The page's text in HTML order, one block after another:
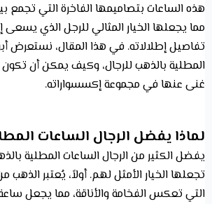
هذه الساعات بتصاميمها الفاخرة التي تجمع
مما يجعلها الخيار المثالي للرجل الذي
تفاصيل إطلالاته. في هذا المقال، نستعرض
المطلية بالذهب للرجال، وكيف يمكن أن تكون
غنى عنها في مجموعة إكسسواراته.
لماذا يفضل الرجال الساعات
يفضل الكثير من الرجال الساعات المطلية
تجعلها الخيار الأمثل لهم. أولاً، يُعتبر الذهب
التي تعكس الفخامة والأناقة، مما يجعل